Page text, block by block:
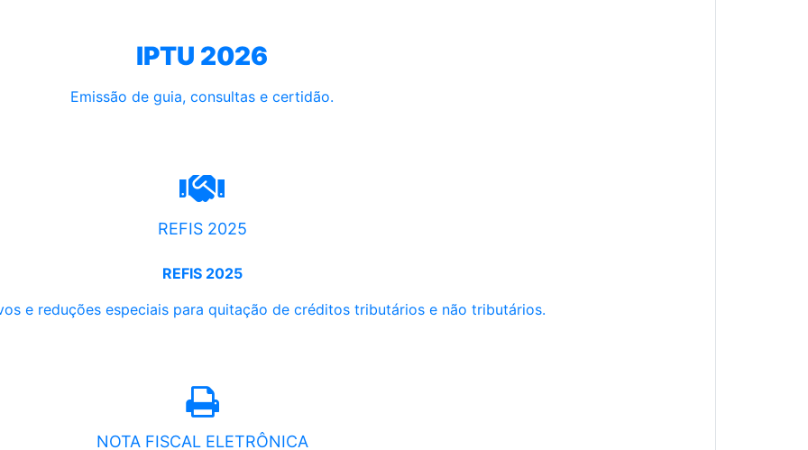
IPTU 2026
Emissão de guia, consultas e certidão.
REFIS 2025
REFIS 2025
e reduções especiais para quitação de créditos tributários e não tributários.
NOTA FISCAL ELETRÔNICA